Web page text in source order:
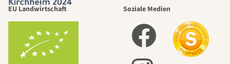
EU Landwirtschaft Soziale Medien